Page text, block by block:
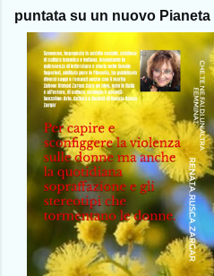
puntata su un nuovo Pianeta